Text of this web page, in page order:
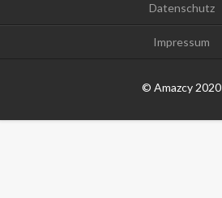
Datenschutz
Impressum
© Amazcy 2020